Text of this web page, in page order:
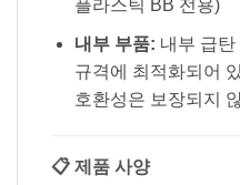
플라스틱 BB 전용)
내부 부품: 내부 급
규격에 최적화되어
호환성은 보장되지
📋 제품 사양